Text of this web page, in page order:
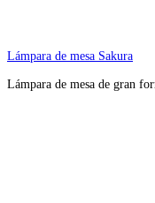
Lámpara de mesa Sakura
Lámpara de mesa de gran